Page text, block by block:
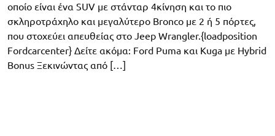
οποίο είναι ένα SUV με στάνταρ 4κίνηση και το πιο
σκληροτράχηλο και μεγαλύτερο Bronco με 2 ή 5 πόρτες,
που στοχεύει απευθείας στο Jeep Wrangler.{loadposition
Fordcarcenter} Δείτε ακόμα: Ford Puma και Kuga με Hybrid
Bonus Ξεκινώντας από […]